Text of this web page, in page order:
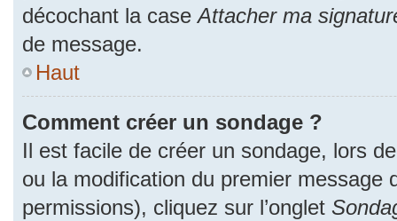
décochant la caseAttacher ma
de message.
Haut
Comment créer un sondage ?
Il est facile de créer un sondage, lors
ou la modification du premier message
permissions), cliquez sur l’onglet